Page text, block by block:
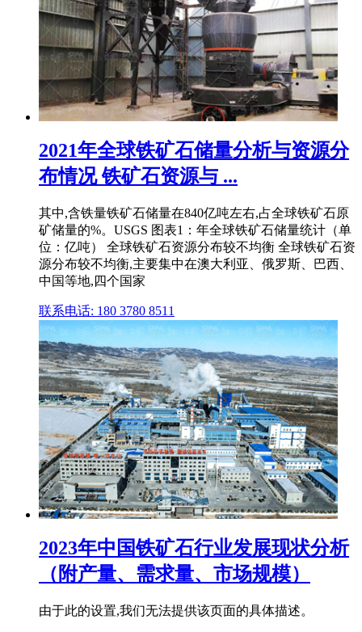
2021年全球铁矿石储量分析与资源分
布情况 铁矿石资源与 ...
其中,含铁量铁矿石储量在840亿吨左右,占全球铁矿石原
矿储量的%。USGS 图表1：年全球铁矿石储量统计（单
位：亿吨） 全球铁矿石资源分布较不均衡 全球铁矿石资
源分布较不均衡,主要集中在澳大利亚、俄罗斯、巴西、
中国等地,四个国家
联系电话: 180 3780 8511
2023年中国铁矿石行业发展现状分析
（附产量、需求量、市场规模）
由于此的设置,我们无法提供该页面的具体描述。